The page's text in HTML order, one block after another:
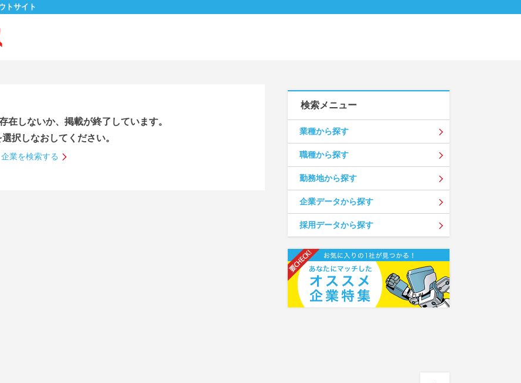
トサイト
在しないか、掲載が終了しています。
択しなおしてください。
企業を検索する
検索メニュー
業種から探す
職種から探す
勤務地から探す
企業データから探す
採用データから探す